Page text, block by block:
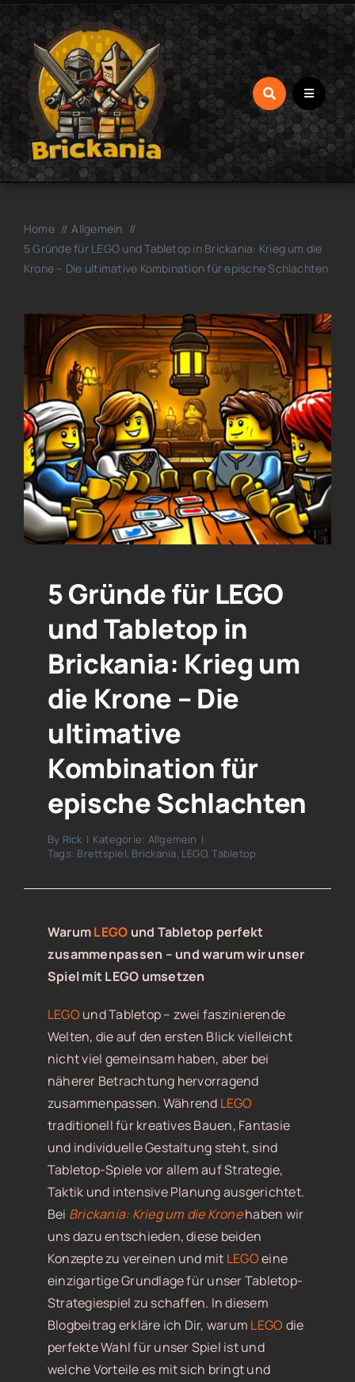
Zum
Inhalt
springen
Home
Allgemein
5 Gründe für LEGO und Tabletop in Brickania: Krieg um die
Krone – Die ultimative Kombination für epische Schlachten
5 Gründe für LEGO
und Tabletop in
Brickania: Krieg um
die Krone – Die
ultimative
Kombination für
epische Schlachten
By Rick | Kategorie: Allgemein |
Tags: Brettspiel, Brickania, LEGO,Tabletop
WarumLEGO und Tabletop perfekt
zusammenpassen – und warum wir unser
Spiel mit LEGO umsetzen
LEGO und Tabletop – zwei faszinierende
Welten, die auf den ersten Blick vielleicht
nicht viel gemeinsam haben, aber bei
näherer Betrachtung hervorragend
zusammenpassen. Während LEGO
traditionell für kreatives Bauen, Fantasie
und individuelle Gestaltung steht, sind
Tabletop-Spiele vor allem auf Strategie,
Taktik und intensive Planung ausgerichtet.
Bei Brickania: Krieg um die Kronehaben wir
uns dazu entschieden, diese beiden
Konzepte zu vereinen und mit LEGOeine
einzigartige Grundlage für unser Tabletop-
Strategiespiel zu schaffen. In diesem
Blogbeitrag erkläre ich Dir, warum LEGO die
perfekte Wahl für unser Spiel ist und
welche Vorteile es mit sich bringt und